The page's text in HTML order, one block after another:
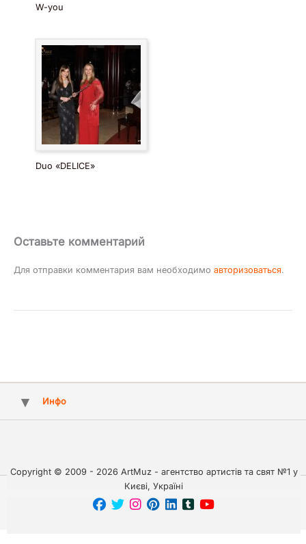
W-you
Duo «DELICE»
Оставьте комментарий
Для отправки комментария вам необходимо авторизоваться.
Инфо
Copyright © 2009 - 2026 ArtMuz - агентство артистів та свят №1 у
Києві, Україні